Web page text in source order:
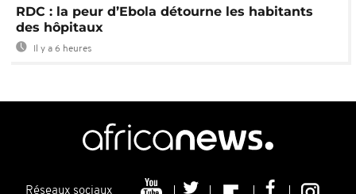
RDC : la peur d’Ebola détourne les habitants
des hôpitaux
Il y a 6 heures
Réseaux sociaux